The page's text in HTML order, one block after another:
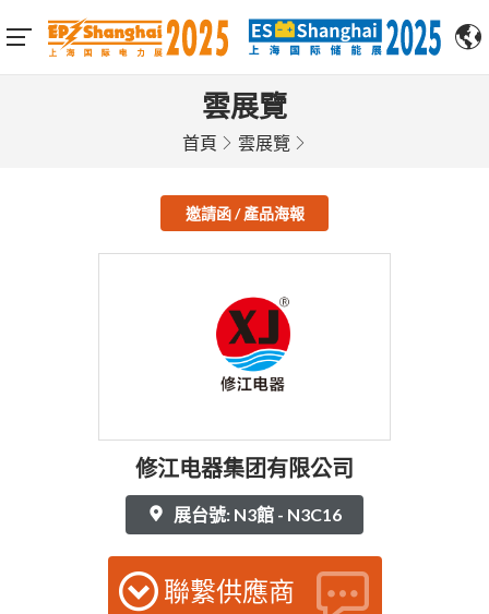
雲展覽
首頁 雲展覽
邀請函 / 產品海報
修江电器集团有限公司
展台號: N3館 - N3C16
聯繫供應商